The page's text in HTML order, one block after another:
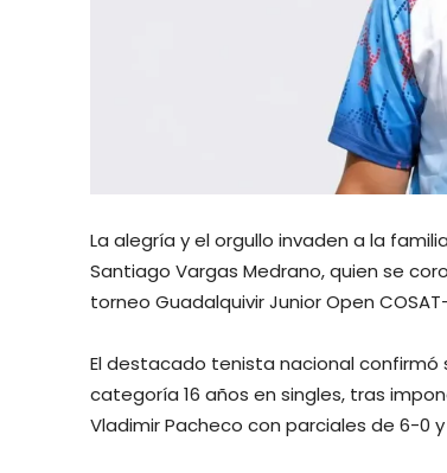
La alegría y el orgullo invaden a la
Santiago Vargas Medrano, quien se
torneo Guadalquivir Junior Open
El destacado tenista nacional
categoría 16 años en singles, tras
Vladimir Pacheco con parciales de 6-0